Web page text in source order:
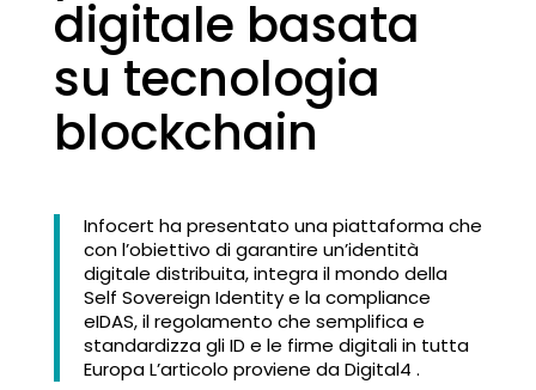
digitale basata
su tecnologia
blockchain
Infocert ha presentato una piattaforma che
con l’obiettivo di garantire un’identità
digitale distribuita, integra il mondo della
Self Sovereign Identity e la compliance
eIDAS, il regolamento che semplifica e
standardizza gli ID e le firme digitali in tutta
Europa L’articolo proviene da Digital4 .